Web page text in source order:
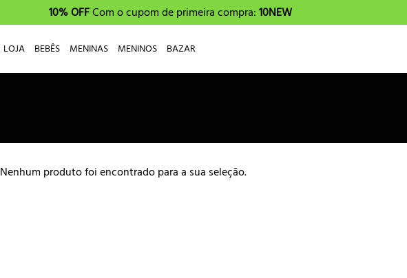
10% OFFCom o cupom de primeira compra:10NEW
LOJA BEBÊS MENINAS MENINOS BAZAR
Nenhum produto foi encontrado para a sua seleção.